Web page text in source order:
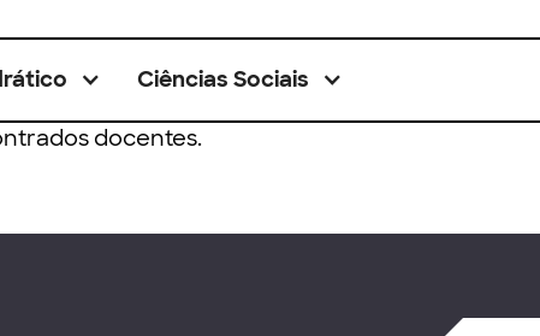
Ciências Sociais
docentes.